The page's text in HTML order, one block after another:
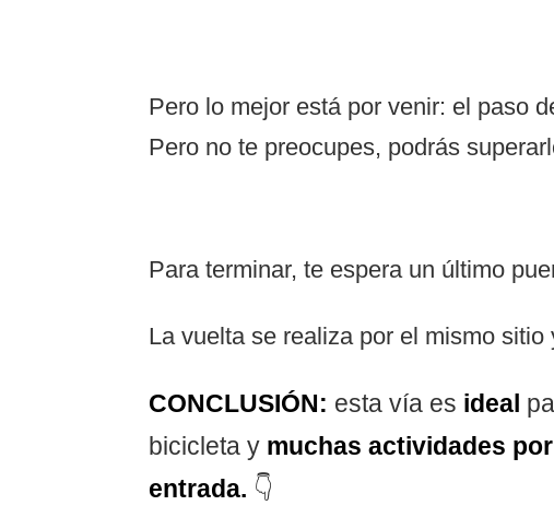
Pero lo mejor está por venir: el paso
Pero no te preocupes, podrás
Para terminar, te espera un último
La vuelta se realiza por el mismo sitio
CONCLUSIÓN: esta vía es ideal
bicicleta y muchas actividades
entrada. 👇